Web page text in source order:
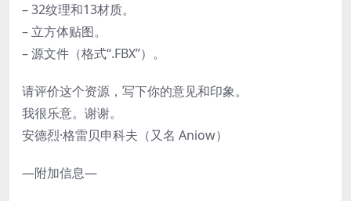
– 32纹理和13材质。
– 立方体贴图。
– 源文件（格式“.FBX”）。
请评价这个资源，写下你的意见和印象。
我很乐意。谢谢。
安德烈·格雷贝申科夫（又名 Aniow）
—附加信息—